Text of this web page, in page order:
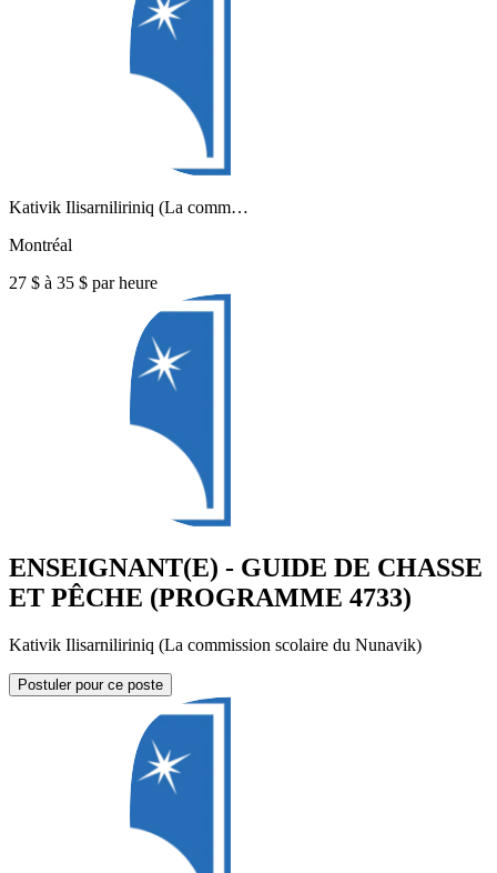
Kativik Ilisarniliriniq (La comm…
Montréal
27 $ à 35 $ par heure
ENSEIGNANT(E) - GUIDE DE CHASSE
ET PÊCHE (PROGRAMME 4733)
Kativik Ilisarniliriniq (La commission scolaire du Nunavik)
Postuler pour ce poste